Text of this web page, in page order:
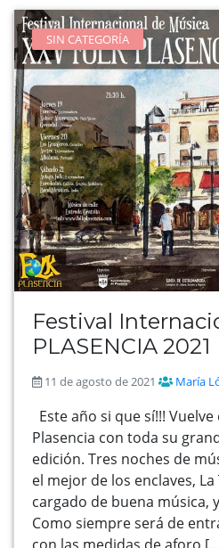
SIN CATEGORÍA
Festival
PLASENCIA 2021
11 de agosto de 2021 María
Este año si que sí!!!
Plasencia con toda su
edición. Tres noches de
el mejor de los enclaves,
cargado de buena música,
Como siempre será de